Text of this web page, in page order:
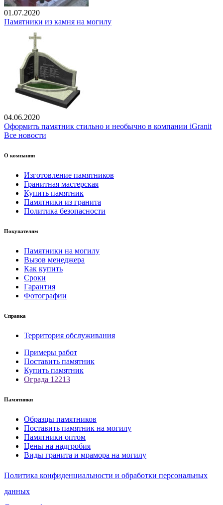
01.07.2020
Памятники из камня на могилу
04.06.2020
Оформить памятник стильно и необычно в компании iGranit
Все новости
О компании
Изготовление памятников
Гранитная мастерская
Купить памятник
Памятники из гранита
Политика безопасности
Покупателям
Памятники на могилу
Вызов менеджера
Как купить
Сроки
Гарантия
Фотографии
Справка
Территория обслуживания
Примеры работ
Поставить памятник
Купить памятник
Ограда 12213
Памятники
Образцы памятников
Поставить памятник на могилу
Памятники оптом
Цены на надгробия
Виды гранита и мрамора на могилу
Политика конфиденциальности и обработки персональных
данных